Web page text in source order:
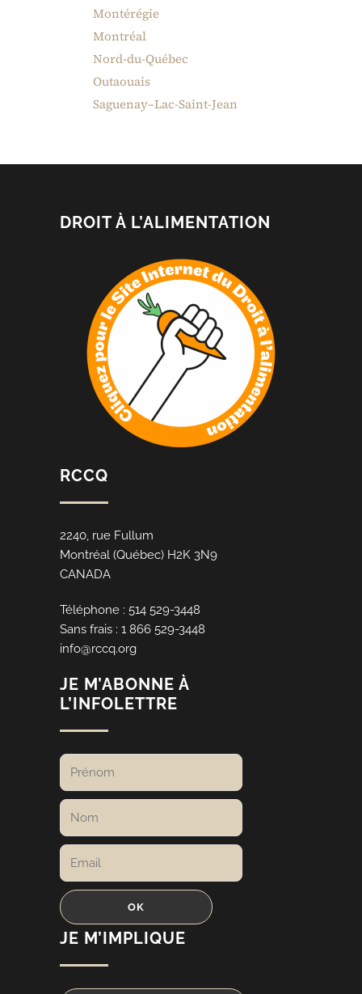
Montérégie
Montréal
Nord-du-Québec
Outaouais
Saguenay–Lac-Saint-Jean
DROIT À L’ALIMENTATION
RCCQ
2240, rue Fullum
Montréal (Québec) H2K 3N9
CANADA
Téléphone : 514 529-3448
Sans frais : 1 866 529-3448
info@rccq.org
JE M’ABONNE À
L’INFOLETTRE
JE M’IMPLIQUE